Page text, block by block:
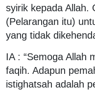
syirik kepada Allah.
(Pelarangan itu)
yang tidak
IA : “Semoga Allah
faqih. Adapun
istighatsah adalah